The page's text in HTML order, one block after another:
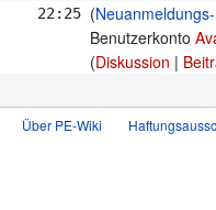
22:25
Benutzerkonto
Diskussion
Über PE-Wiki